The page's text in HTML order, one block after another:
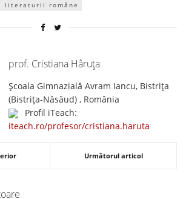
literaturii române
prof. Cristiana Hâruţa
Școala Gimnazială Avram Iancu, Bistrița
(Bistriţa-Năsăud) , România
Profil iTeach:
iteach.ro/profesor/cristiana.haruta
Următorul articol